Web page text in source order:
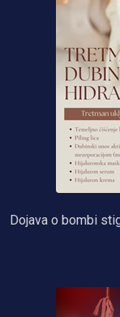
Dojava o bombi